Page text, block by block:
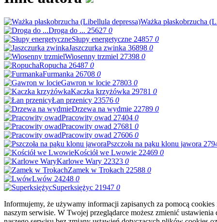
Ważka płaskobrzucha
Droga do ... 25627 0
Słupy energetyczne 24857 0
Jaszczurka zwinka 36898 0
Wiosenny trzmiel 27398 0
Ropucha 26487 0
Furmanka 26708 0
Gawron w locie 27803 0
Kaczka krzyżówka 29781 0
Łan przenicy 23576 0
Drzewa na wydmie 22789 0
Pracowity owad 27404 0
Pracowity owad 27681 0
Pracowity owad 27606 0
Pszczoła na pąku klonu jawora
Kościół we Lwowie 22469 0
Karlowe Wary 22323 0
Zamek w Trokach 22588 0
Lwów 24248 0
Superksiężyc 21947 0
Informujemy, że używamy informacji zapisanych za pomocą
naszym serwisie. W Twojej przeglądarce możesz zmienić